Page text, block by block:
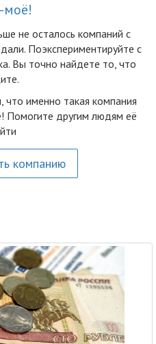
моё!
не осталоcь компаний с
Поэкспериментируйте с
Вы точно найдете то, что
что именно такая компания
Помогите другим людям её
компанию